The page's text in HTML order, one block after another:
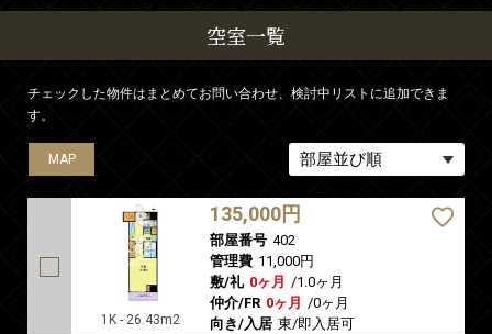
空室一覧
チェックした物件はまとめてお問い合わせ、検討中リストに追加できま
す。
MAP
1K - 26.43m2
135,000円
部屋番号 402
管理費 11,000円
敷/礼 0ヶ月 /1.0ヶ月
仲介/FR 0ヶ月 /0ヶ月
向き/入居 東/即入居可
MAP
MAP
MAP